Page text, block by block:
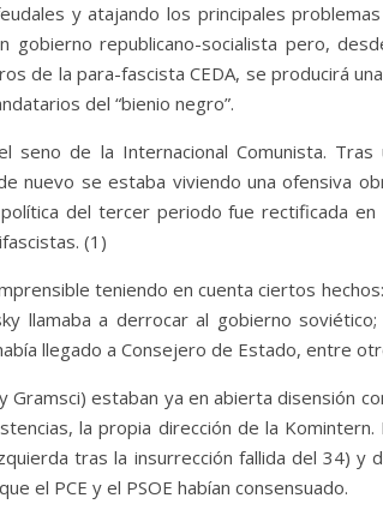
y atajando los principales
republicano-socialista pero,
de la para-fascista CEDA, se producirá
del “bienio negro”.
de la Internacional Comunista.
nuevo se estaba viviendo una ofensiva
del tercer periodo fue rectificada
(1)
teniendo en cuenta ciertos
llamaba a derrocar al gobierno soviético;
llegado a Consejero de Estado, entre
estaban ya en abierta disensión
la propia dirección de la
tras la insurrección fallida del 34) y
el PCE y el PSOE habían consensuado.